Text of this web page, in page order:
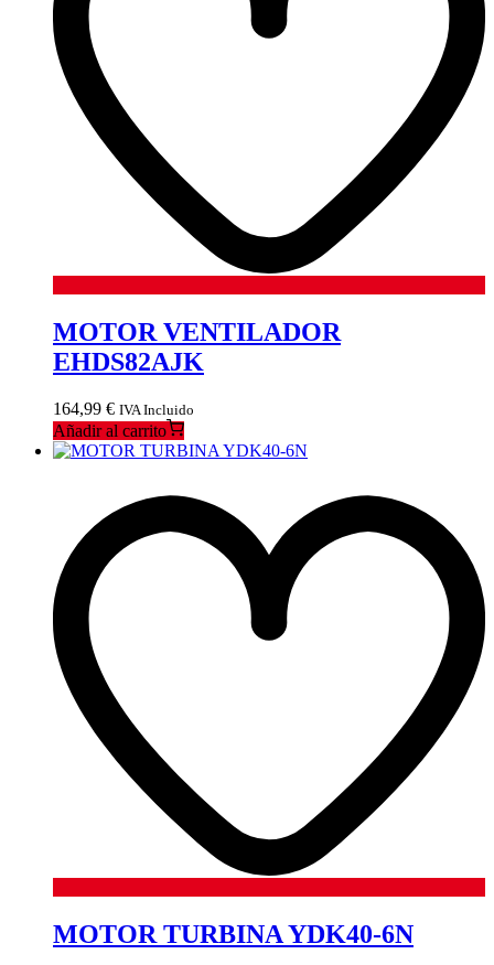
MOTOR VENTILADOR
EHDS82AJK
164,99 € IVA Incluido
Añadir al carrito
MOTOR TURBINA YDK40-6N